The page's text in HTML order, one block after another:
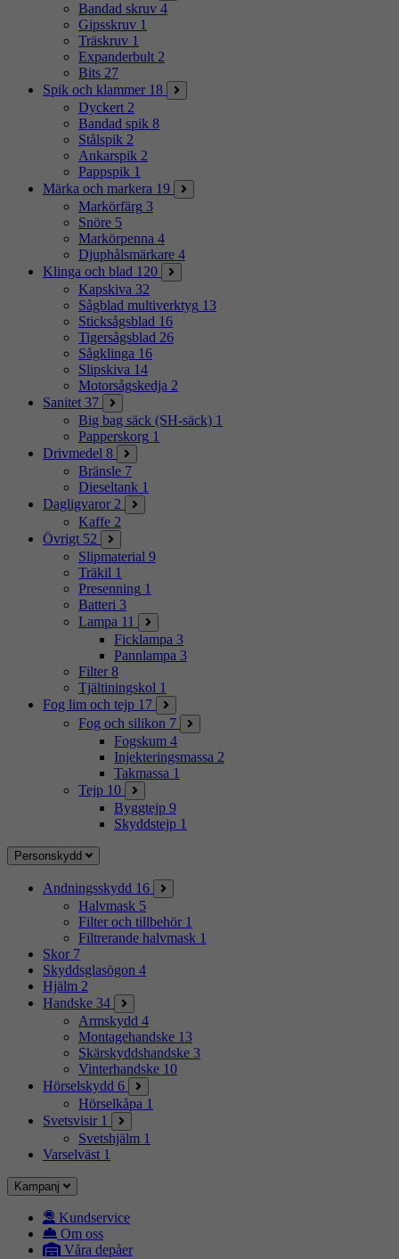
Bandad skruv 4
Gipsskruv 1
Träskruv 1
Expanderbult 2
Bits 27
Spik och klammer 18
Dyckert 2
Bandad spik 8
Stålspik 2
Ankarspik 2
Pappspik 1
Märka och markera 19
Markörfärg 3
Snöre 5
Markörpenna 4
Djuphålsmärkare 4
Klinga och blad 120
Kapskiva 32
Sågblad multiverktyg 13
Sticksågsblad 16
Tigersågsblad 26
Sågklinga 16
Slipskiva 14
Motorsågskedja 2
Sanitet 37
Big bag säck (SH-säck) 1
Papperskorg 1
Drivmedel 8
Bränsle 7
Dieseltank 1
Dagligvaror 2
Kaffe 2
Övrigt 52
Slipmaterial 9
Träkil 1
Presenning 1
Batteri 3
Lampa 11
Ficklampa 3
Pannlampa 3
Filter 8
Tjältiningskol 1
Fog lim och tejp 17
Fog och silikon 7
Fogskum 4
Injekteringsmassa 2
Takmassa 1
Tejp 10
Byggtejp 9
Skyddstejp 1
Personskydd
Andningsskydd 16
Halvmask 5
Filter och tillbehör 1
Filtrerande halvmask 1
Skor 7
Skyddsglasögon 4
Hjälm 2
Handske 34
Armskydd 4
Montagehandske 13
Skärskyddshandske 3
Vinterhandske 10
Hörselskydd 6
Hörselkåpa 1
Svetsvisir 1
Svetshjälm 1
Varselväst 1
Kampanj
Kundservice
Om oss
Våra depåer